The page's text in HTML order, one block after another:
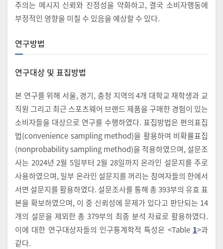
주의는 메시지 신뢰와 진정성을 약화하고, 결국 소비자행동에
부정적인 영향을 미칠 수 있음을 예상할 수 있다.
연구방법
연구대상 및 표집방법
본 연구를 위해 서울, 경기, 충청 지역의 4개 대학교 재학생과 교
직원 그리고 최근 스포츠웨어 브랜드 제품을 구매한 경험이 있는
소비자들을 대상으로 연구를 수행하였다. 표집방법은 편의표집
법(convenience sampling method)을 활용하여 비확률표집
(nonprobability sampling method)을 적용하였으며, 설문조
사는 2024년 2월 5일부터 2월 28일까지 온라인 설문지를 주로
사용하였으며, 일부 온라인 설문지를 꺼리는 참여자들의 한에서
서면 설문지를 활용하였다. 설문조사를 통해 총 393부의 유효 표
본을 확보하였으며, 이 중 신뢰성에 문제가 있다고 판단되는 14
개의 설문을 제외한 총 379부의 최종 분석 자료로 활용하였다.
이에 대한 연구대상자들의 인구통계학적 특성은 <Table 1>과
같다.